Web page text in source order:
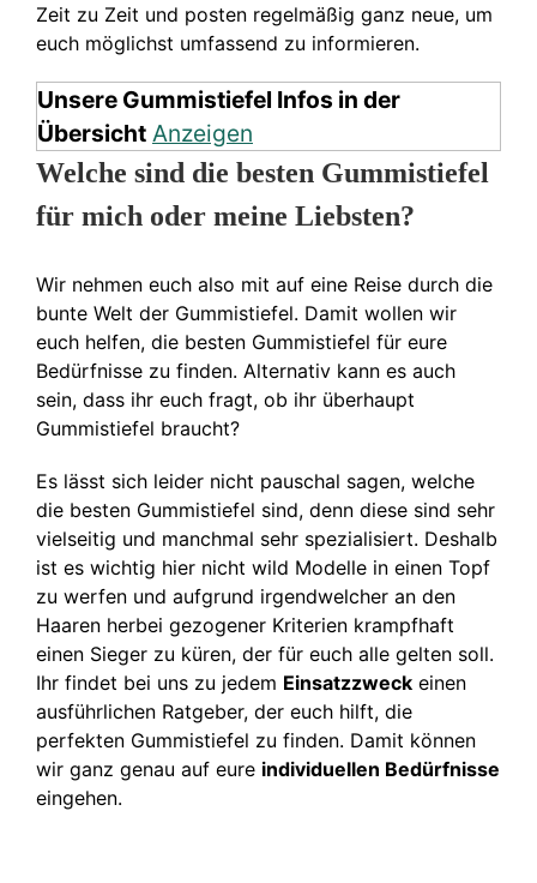
Zeit zu Zeit und posten regelmäßig ganz neue, um
euch möglichst umfassend zu informieren.
Unsere Gummistiefel Infos in der
Übersicht Anzeigen
Welche sind die besten Gummistiefel
für mich oder meine Liebsten?
Wir nehmen euch also mit auf eine Reise durch die
bunte Welt der Gummistiefel. Damit wollen wir
euch helfen, die besten Gummistiefel für eure
Bedürfnisse zu finden. Alternativ kann es auch
sein, dass ihr euch fragt, ob ihr überhaupt
Gummistiefel braucht?
Es lässt sich leider nicht pauschal sagen, welche
die besten Gummistiefel sind, denn diese sind sehr
vielseitig und manchmal sehr spezialisiert. Deshalb
ist es wichtig hier nicht wild Modelle in einen Topf
zu werfen und aufgrund irgendwelcher an den
Haaren herbei gezogener Kriterien krampfhaft
einen Sieger zu küren, der für euch alle gelten soll.
Ihr findet bei uns zu jedem Einsatzzweckeinen
ausführlichen Ratgeber, der euch hilft, die
perfekten Gummistiefel zu finden. Damit können
wir ganz genau auf eure individuellen Bedürfnisse
eingehen.